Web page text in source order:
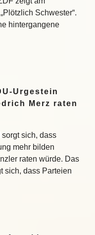
Schwester“.
hintergangene
Urgestein
Merz raten
sich, dass
mehr bilden
raten würde. Das
sich, dass Parteien